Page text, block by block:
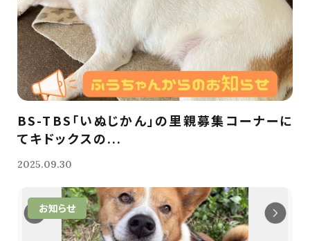
BS-TBS「いぬじかん」の里親募集コーナーに
てキドックスの...
2025.09.30
お知らせ